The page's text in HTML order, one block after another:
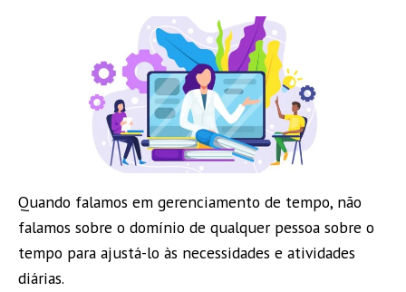
Quando falamos em gerenciamento de tempo, não
falamos sobre o domínio de qualquer pessoa sobre o
tempo para ajustá-lo às necessidades e atividades
diárias.